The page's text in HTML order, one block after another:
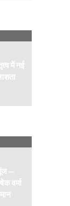
में नई
—
वर्मा